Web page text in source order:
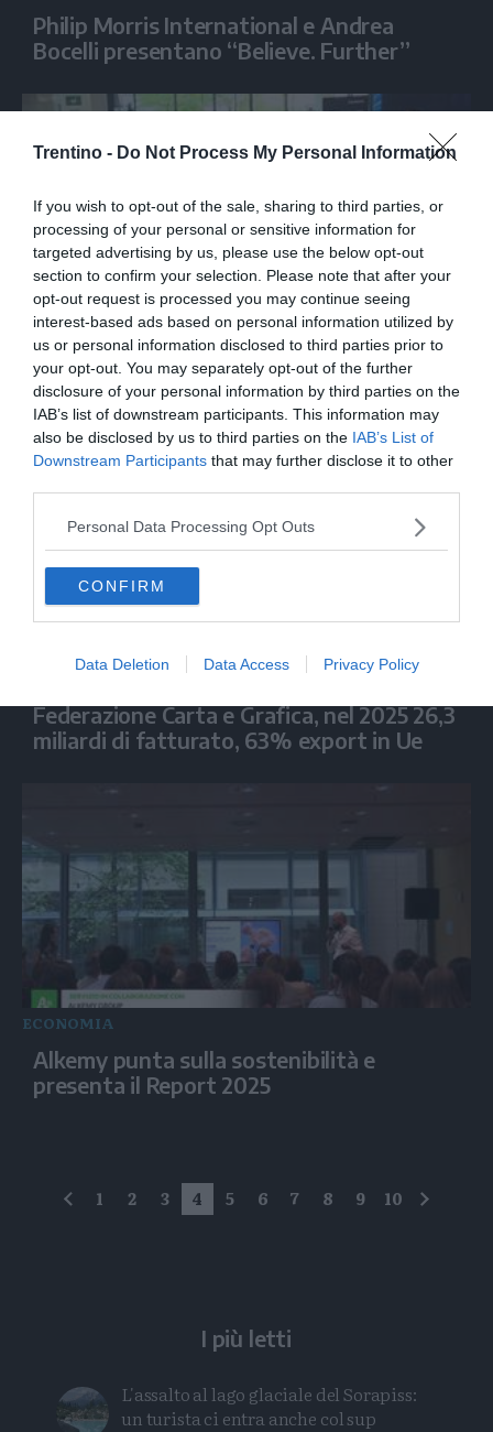
Trentino - Do Not Process My Personal Information
If you wish to opt-out of the sale, sharing to third parties, or
processing of your personal or sensitive information for
targeted advertising by us, please use the below opt-out
section to confirm your selection. Please note that after your
opt-out request is processed you may continue seeing
interest-based ads based on personal information utilized by
us or personal information disclosed to third parties prior to
your opt-out. You may separately opt-out of the further
disclosure of your personal information by third parties on the
IAB’s list of downstream participants. This information may
also be disclosed by us to third parties on the IAB’s List of
Downstream Participants that may further disclose it to other
Personal Data Processing Opt Outs
CONFIRM
Data Deletion Data Access Privacy Policy
Philip Morris International e Andrea
Bocelli presentano “Believe. Further”
ECONOMIA
Siemens, la Physical AI ridisegna
l'industria
Federazione Carta e Grafica, nel 2025 26,3
miliardi di fatturato, 63% export in Ue
ECONOMIA
Alkemy punta sulla sostenibilità e
presenta il Report 2025
precedente
1 2 3 4 5 6 7 8 9 10
I più letti
L'assalto al lago glaciale del Sorapiss:
un turista ci entra anche col sup